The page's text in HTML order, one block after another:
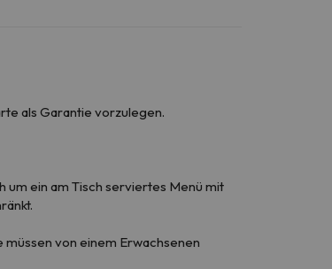
als Garantie vorzulegen.
um ein am Tisch serviertes Menü mit
müssen von einem Erwachsenen